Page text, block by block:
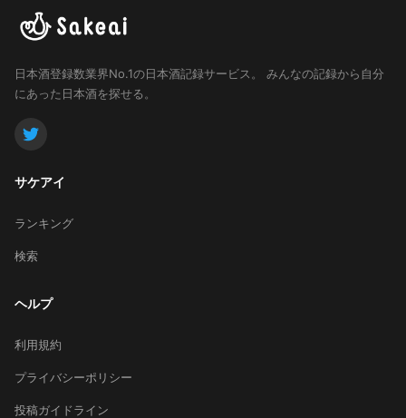
日本酒登録数業界No.1の日本酒記録サービス。
みんなの記録から自分
にあった日本酒を探せる。
サケアイ
ランキング
検索
ヘルプ
利用規約
プライバシーポリシー
投稿ガイドライン